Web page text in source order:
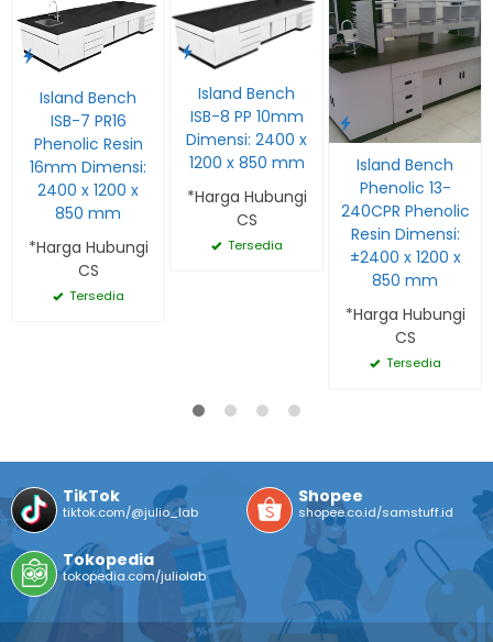
Island Bench
ISB-7 PR16
Phenolic Resin
16mm Dimensi:
2400 x 1200 x
850 mm
*Harga Hubungi
CS
Tersedia
Island Bench
ISB-8 PP 10mm
Dimensi: 2400 x
1200 x 850 mm
*Harga Hubungi
CS
Tersedia
Island Bench
Phenolic 13-
240CPR Phenolic
Resin Dimensi:
±2400 x 1200 x
850 mm
*Harga Hubungi
CS
Tersedia
TikTok
tiktok.com/@julio_lab
Shopee
shopee.co.id/samstuff.id
Tokopedia
tokopedia.com/juliolab